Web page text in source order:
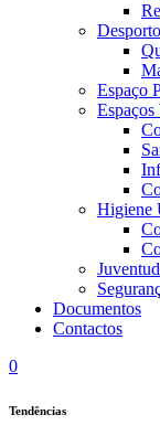
Desporto
Espaço
Espaços
Higiene
Documentos
Contactos
0
Tendências